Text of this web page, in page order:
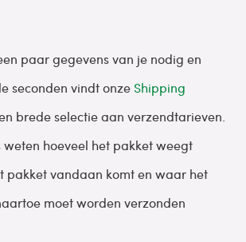
paar gegevens van je nodig en
seconden vindt onze Shipping
brede selectie aan verzendtarieven.
weten hoeveel het pakket weegt
pakket vandaan komt en waar het
moet worden verzonden